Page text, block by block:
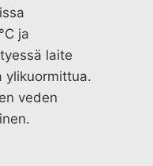
ja
laite
ylikuormittua.
veden